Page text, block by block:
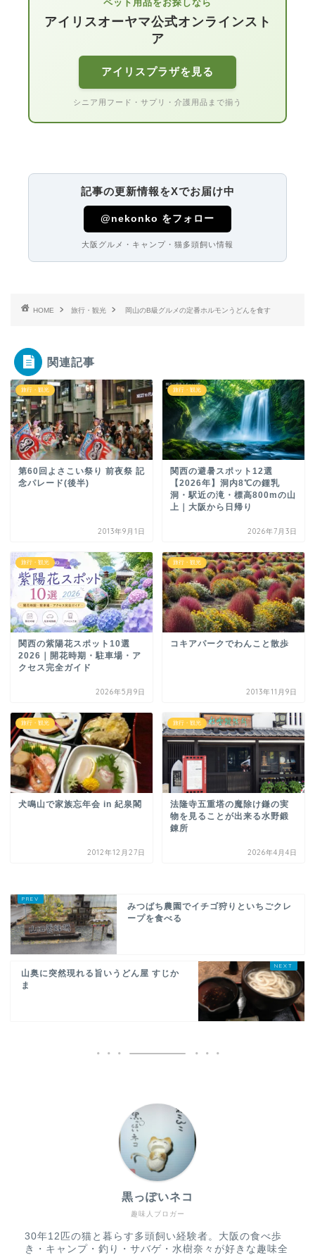
ペット用品をお探しなら
アイリスオーヤマ公式オンラインスト
ア
アイリスプラザを見る
シニア用フード・サプリ・介護用品まで揃う
記事の更新情報をXでお届け中
@nekonko をフォロー
大阪グルメ・キャンプ・猫多頭飼い情報
HOME 旅行・観光 岡山のB級グルメの定番ホルモンうどんを食す
関連記事
旅行・観光
第60回よさこい祭り 前夜祭 記
念パレード(後半)
2013年9月1日
旅行・観光
関西の避暑スポット12選
【2026年】洞内8℃の鍾乳
洞・駅近の滝・標高800mの山
上｜大阪から日帰り
2026年7月3日
旅行・観光
関西の紫陽花スポット10選
2026｜開花時期・駐車場・ア
クセス完全ガイド
2026年5月9日
旅行・観光
コキアパークでわんこと散歩
2013年11月9日
旅行・観光
犬鳴山で家族忘年会 in 紀泉閣
2012年12月27日
旅行・観光
法隆寺五重塔の魔除け鎌の実
物を見ることが出来る水野鍛
錬所
2026年4月4日
みつばち農園でイチゴ狩りといちごクレ
ープを食べる
山奥に突然現れる旨いうどん屋 すじか
ま
趣味人ブロガー
黒っぽいネコ
30年12匹の猫と暮らす多頭飼い経験者。大阪の食べ歩
き・キャンプ・釣り・サバゲ・水樹奈々が好きな趣味全